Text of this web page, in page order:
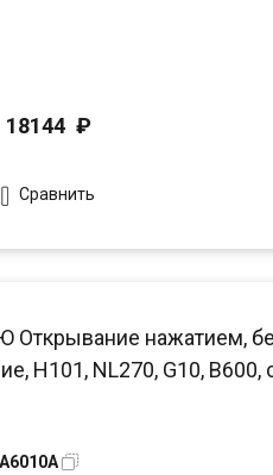
18144 ₽
Сравнить
Открывание нажатием,
H101, NL270, G10,